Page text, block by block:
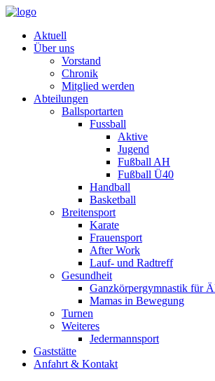
Aktuell
Über uns
Vorstand
Chronik
Mitglied werden
Abteilungen
Ballsportarten
Fussball
Aktive
Jugend
Fußball AH
Fußball Ü40
Handball
Basketball
Breitensport
Karate
Frauensport
After Work
Lauf- und Radtreff
Gesundheit
Ganzkörpergymnastik für
Mamas in Bewegung
Turnen
Weiteres
Jedermannsport
Gaststätte
Anfahrt & Kontakt